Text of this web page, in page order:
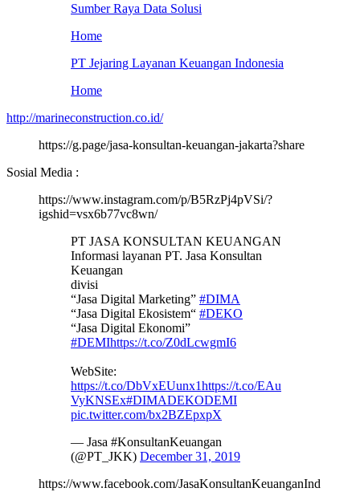
Sumber Raya Data Solusi
Home
PT Jejaring Layanan Keuangan Indonesia
Home
http://marineconstruction.co.id/
https://g.page/jasa-konsultan-keuangan-jakarta?share
Sosial Media :
https://www.instagram.com/p/B5RzPj4pVSi/?
igshid=vsx6b77vc8wn/
PT JASA KONSULTAN KEUANGAN
Informasi layanan PT. Jasa Konsultan
Keuangan
divisi
“Jasa Digital Marketing” #DIMA
“Jasa Digital Ekosistem“ #DEKO
“Jasa Digital Ekonomi”
#DEMIhttps://t.co/Z0dLcwgmI6
WebSite:
https://t.co/DbVxEUunx1https://t.co/EAu
VyKNSEx#DIMADEKODEMI
pic.twitter.com/bx2BZEpxpX
— Jasa #KonsultanKeuangan
(@PT_JKK) December 31, 2019
https://www.facebook.com/JasaKonsultanKeuanganInd